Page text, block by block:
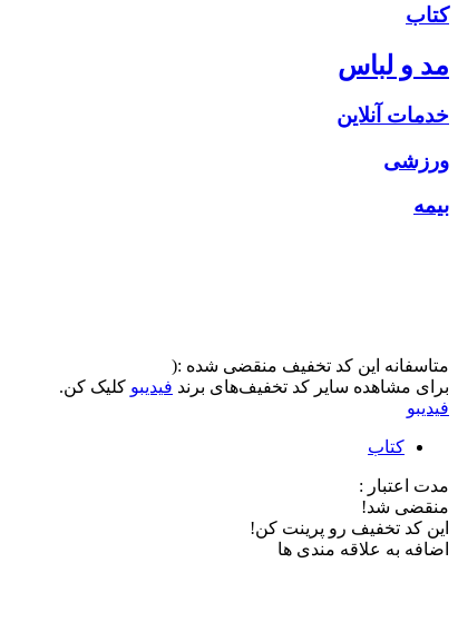
کتاب
مد و لباس
خدمات آنلاین
ورزشی
بیمه
متاسفانه این کد تخفیف منقضی شده :(
برای مشاهده سایر کد تخفیف‌های برند فیدیبو کلیک کن.
فیدیبو
کتاب
مدت اعتبار :
منقضی شد!
این کد تخفیف رو پرینت کن!
اضافه به علاقه مندی ها